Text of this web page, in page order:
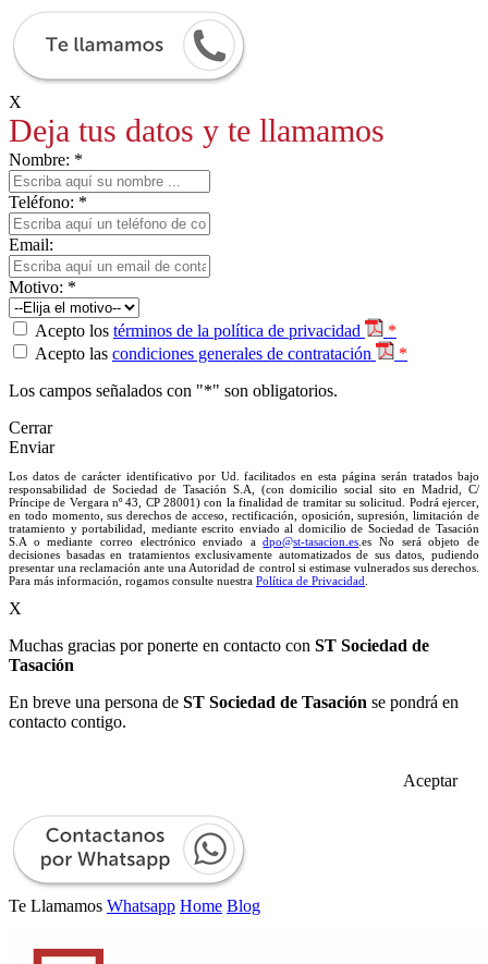
X
Deja tus datos y te llamamos
Nombre: *
Teléfono: *
Email:
Motivo: *
Acepto los términos de la política de privacidad
*
Acepto las condiciones generales de contratación
*
Los campos señalados con "*" son obligatorios.
Cerrar
Enviar
Los datos de carácter identificativo por Ud. facilitados en esta página serán tratados bajo
responsabilidad de Sociedad de Tasación S.A, (con domicilio social sito en Madrid, C/
Príncipe de Vergara nº 43, CP 28001) con la finalidad de tramitar su solicitud. Podrá ejercer,
en todo momento, sus derechos de acceso, rectificación, oposición, supresión, limitación de
tratamiento y portabilidad, mediante escrito enviado al domicilio de Sociedad de Tasación
S.A o mediante correo electrónico enviado adpo@st-tasacion.es .es No será objeto de
decisiones basadas en tratamientos exclusivamente automatizados de sus datos, pudiendo
presentar una reclamación ante una Autoridad de control si estimase vulnerados sus derechos.
Para más información, rogamos consulte nuestra Política de Privacidad
X
Muchas gracias por ponerte en contacto con ST Sociedad de
Tasación
En breve una persona de ST Sociedad de Tasación se pondrá en
contacto contigo.
Aceptar
Te Llamamos Whatsapp Home Blog